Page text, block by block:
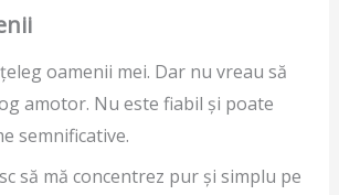
oamenii mei. Dar nu vreau să
amotor. Nu este fiabil și poate
semnificative.
să mă concentrez pur și simplu pe